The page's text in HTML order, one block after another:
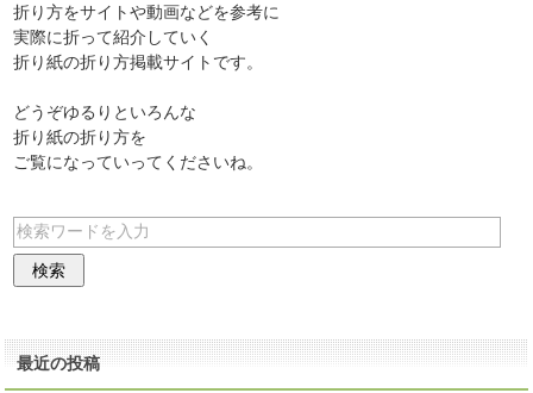
折り方をサイトや動画などを参考に
実際に折って紹介していく
折り紙の折り方掲載サイトです。
どうぞゆるりといろんな
折り紙の折り方を
ご覧になっていってくださいね。
最近の投稿